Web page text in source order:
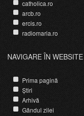
catholica.ro
arcb.ro
ercis.ro
radiomaria.ro
NAVIGARE ÎN WEBSITE
Prima pagină
Știri
Arhivă
Gândul zilei